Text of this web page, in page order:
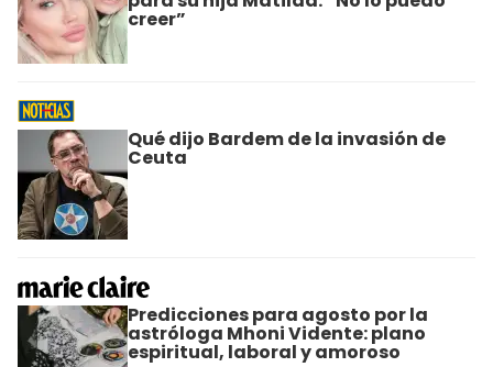
creer”
Qué dijo Bardem de la invasión de
Ceuta
Predicciones para agosto por la
astróloga Mhoni Vidente: plano
espiritual, laboral y amoroso